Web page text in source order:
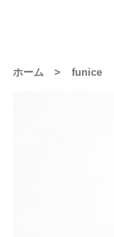
ホーム > funice